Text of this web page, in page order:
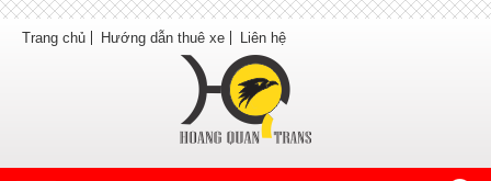
Trang chủ Hướng dẫn thuê xe Liên hệ